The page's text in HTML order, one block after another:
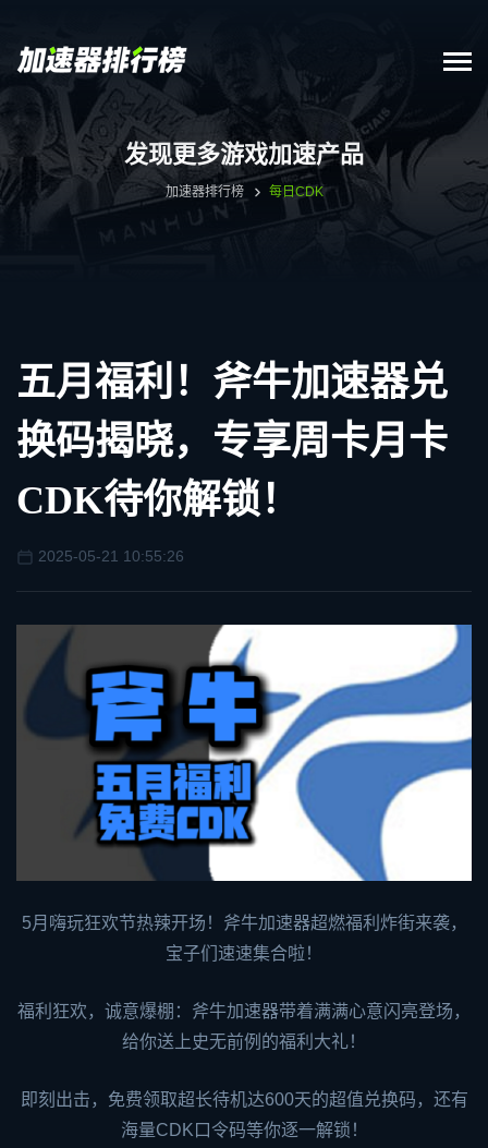
发现更多游戏加速产品
加速器排行榜 每日CDK
五月福利！斧牛加速器兑
换码揭晓，专享周卡月卡
CDK待你解锁！
2025-05-21 10:55:26
5月嗨玩狂欢节热辣开场！ 斧牛加速器超燃福利炸街来袭，
宝子们速速集合啦！
福利狂欢，诚意爆棚：斧牛加速器带着满满心意闪亮登场，
给你送上史无前例的福利大礼！
即刻出击，免费领取超长待机达600天的超值兑换码，还有
海量CDK口令码等你逐一解锁！